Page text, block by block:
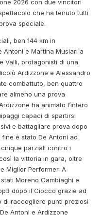
2026 con due vincitori
che ha tenuto tutti
speciale.
ben 144 km in
Antoni e Martina Musiari a
Valli, protagonisti di una
Ardizzone e Alessandro
combattuto, ben quattro
almeno una prova
ha animato l’intero
capaci di spartirsi
e battagliare prova dopo
è stato De Antoni ad
parziali contro i
la vittoria in gara, oltre
Miglior Performer. A
Moreno Cambiaghi e
dopo il Ciocco grazie ad
raccogliere punti preziosi
Antoni e Ardizzone